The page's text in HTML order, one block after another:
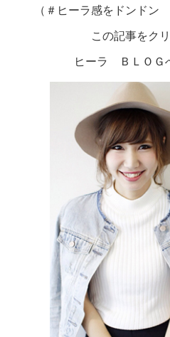
（＃ヒーラ感をドンドン
この記事をク
ヒーラ ＢＬＯＧ